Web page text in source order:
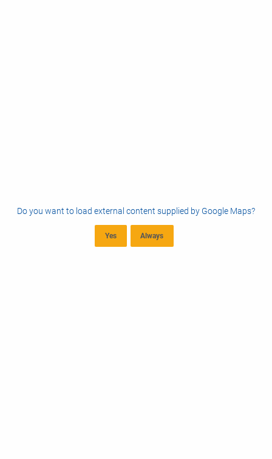
Do you want to load external content supplied by Google Maps?
Yes Always